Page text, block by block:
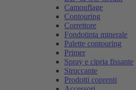
Camouflage
Contouring
Correttore
Fondotinta minerale
Palette contouring
Primer
Spray e cipria fissante
Struccante
Prodotti coprenti